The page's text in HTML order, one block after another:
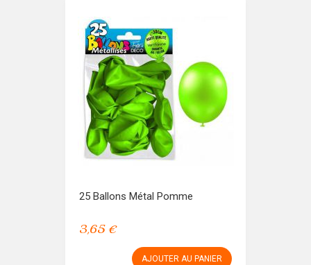
25 Ballons Métal Pomme
3,65 €
AJOUTER AU PANIER